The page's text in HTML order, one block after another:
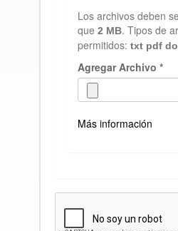
Los archivos deben
que 2 MB. Tipos de
permitidos: txt pdf
Agregar Archivo *
Más información